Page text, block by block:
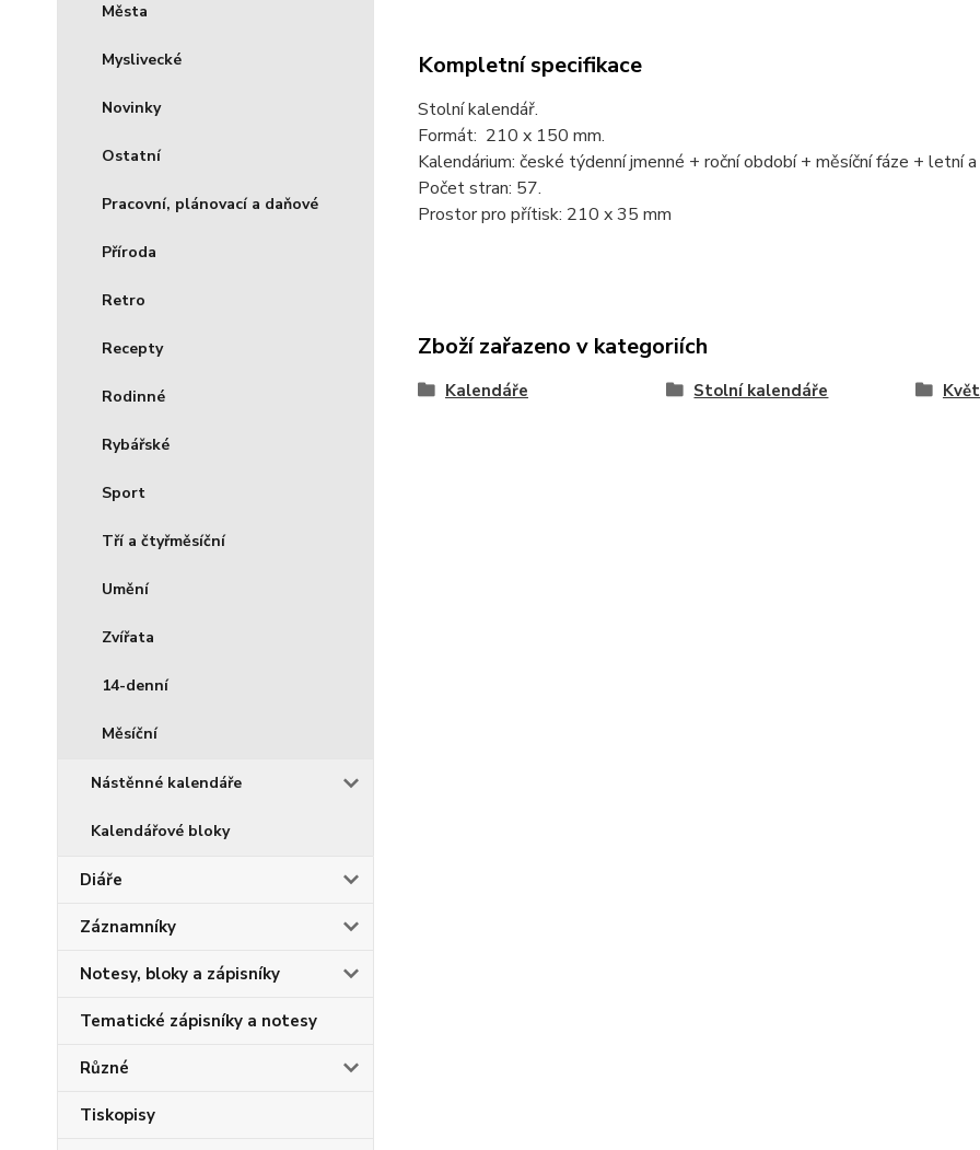
Města
Myslivecké
Novinky
Ostatní
Pracovní, plánovací a daňové
Příroda
Retro
Recepty
Rodinné
Rybářské
Sport
Tří a čtyřměsíční
Umění
Zvířata
14-denní
Měsíční
Nástěnné kalendáře
Kalendářové bloky
Diáře
Záznamníky
Notesy, bloky a zápisníky
Tematické zápisníky a notesy
Různé
Tiskopisy
Kompletní specifikace
Stolní kalendář.
Formát: 210 x 150 mm.
Kalendárium: české týdenní jmenné + roční období + měsíční fáze + letní
Počet stran: 57.
Prostor pro přítisk: 210 x 35 mm
Zboží zařazeno v kategoriích
Kalendáře Stolní kalendáře